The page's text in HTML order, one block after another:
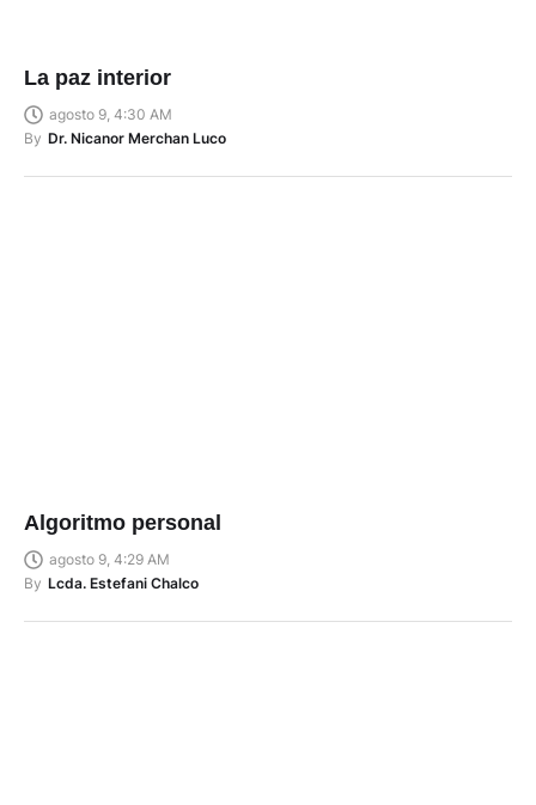
La paz interior
agosto 9, 4:30 AM
By Dr. Nicanor Merchan Luco
Algoritmo personal
agosto 9, 4:29 AM
By Lcda. Estefani Chalco